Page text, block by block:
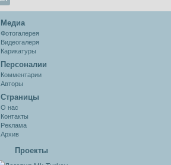
Медиа
Фотогалерея
Видеогалеря
Карикатуры
Персоналии
Комментарии
Авторы
Cтраницы
О нас
Контакты
Реклама
Архив
Проекты